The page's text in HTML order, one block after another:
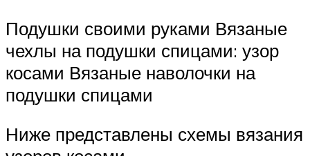
Подушки своими руками Вязаные
чехлы на подушки спицами: узор
косами Вязаные наволочки на
подушки спицами
Ниже представлены схемы вязания